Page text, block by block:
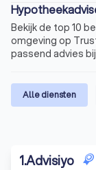
Bekijk de top 10
omgeving op
passend advies
Alle diensten
1.Advisiyo